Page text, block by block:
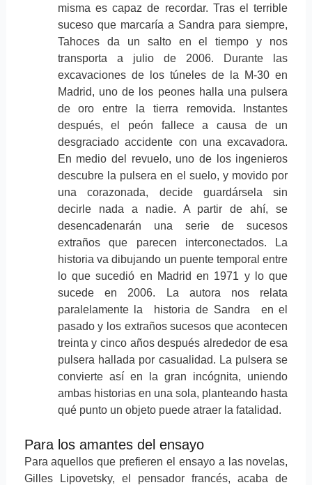
misma es capaz de recordar. Tras el terrible
suceso que marcaría a Sandra para siempre,
Tahoces da un salto en el tiempo y nos
transporta a julio de 2006. Durante las
excavaciones de los túneles de la M‐30 en
Madrid, uno de los peones halla una pulsera
de oro entre la tierra removida. Instantes
después, el peón fallece a causa de un
desgraciado accidente con una excavadora.
En medio del revuelo, uno de los ingenieros
descubre la pulsera en el suelo, y movido por
una corazonada, decide guardársela sin
decirle nada a nadie. A partir de ahí, se
desencadenarán una serie de sucesos
extraños que parecen interconectados. La
historia va dibujando un puente temporal entre
lo que sucedió en Madrid en 1971 y lo que
sucede en 2006. La autora nos relata
paralelamente la historia de Sandra en el
pasado y los extraños sucesos que acontecen
treinta y cinco años después alrededor de esa
pulsera hallada por casualidad. La pulsera se
convierte así en la gran incógnita, uniendo
ambas historias en una sola, planteando hasta
qué punto un objeto puede atraer la fatalidad.
Para los amantes del ensayo
Para aquellos que prefieren el ensayo a las novelas,
Gilles Lipovetsky, el pensador francés, acaba de